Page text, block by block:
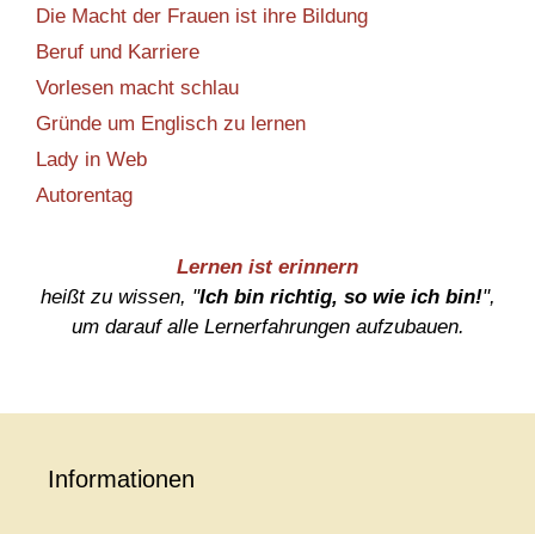
Die Macht der Frauen ist ihre Bildung
Beruf und Karriere
Vorlesen macht schlau
Gründe um Englisch zu lernen
Lady in Web
Autorentag
Lernen ist erinnern
heißt zu wissen, "Ich bin richtig, so wie ich bin!",
um darauf alle Lernerfahrungen aufzubauen.
Informationen